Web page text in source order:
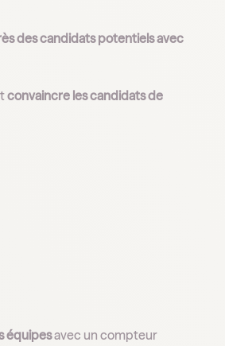
des candidats potentiels avec
convaincre les candidats de
équipesavec un compteur